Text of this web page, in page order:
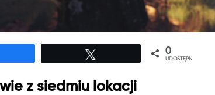
0
UDOSTĘPNIEŃ
z siedmiu lokacji